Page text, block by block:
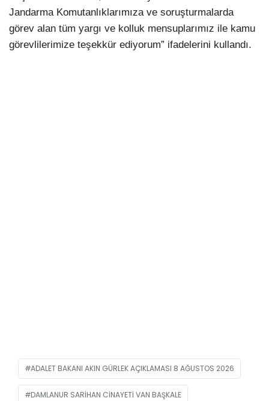
Jandarma Komutanlıklarımıza ve soruşturmalarda
görev alan tüm yargı ve kolluk mensuplarımız ile kamu
görevlilerimize teşekkür ediyorum” ifadelerini kullandı.
ADALET BAKANI AKIN GÜRLEK AÇIKLAMASI 8 AĞUSTOS 2026
DAMLANUR SARIHAN CINAYETI VAN BAŞKALE